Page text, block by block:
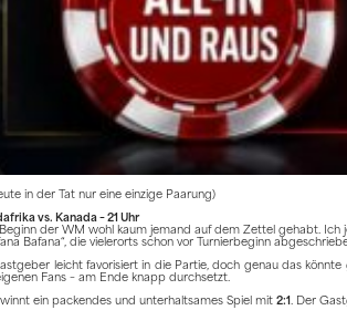
in der Tat nur eine einzige Paarung)
vs. Kanada – 21 Uhr
der WM wohl kaum jemand auf dem Zettel gehabt.
Bafana“, die vielerorts schon vor Turnierbeginn
leicht favorisiert in die Partie, doch genau das
Fans – am Ende knapp durchsetzt.
ein packendes und unterhaltsames Spiel mit 2:1. Der